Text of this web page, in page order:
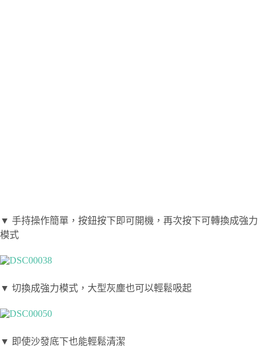
▼ 手持操作簡單，按鈕按下即可開機，再次按下可轉換成強力
模式
▼ 切換成強力模式，大型灰塵也可以輕鬆吸起
▼ 即使沙發底下也能輕鬆清潔